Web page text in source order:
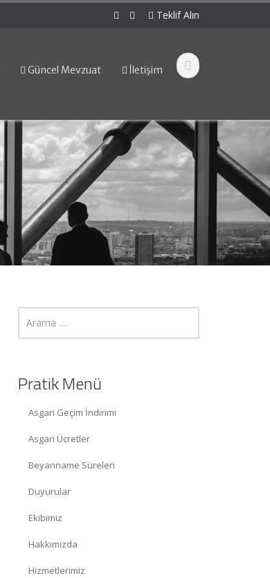
Teklif Alın
Güncel Mevzuat İletişim
Pratik Menü
Asgari Geçim İndirimi
Asgari Ücretler
Beyanname Süreleri
Duyurular
Ekibimiz
Hakkımızda
Hizmetlerimiz